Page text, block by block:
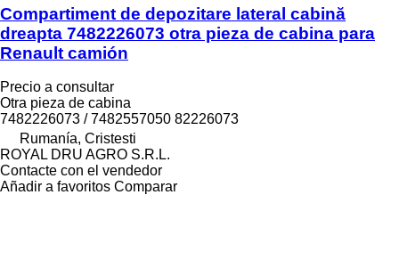
Compartiment de depozitare lateral cabină
dreapta 7482226073 otra pieza de cabina para
Renault camión
Precio a consultar
Otra pieza de cabina
7482226073 / 7482557050 82226073
Rumanía, Cristesti
ROYAL DRU AGRO S.R.L.
Contacte con el vendedor
Añadir a favoritos Comparar